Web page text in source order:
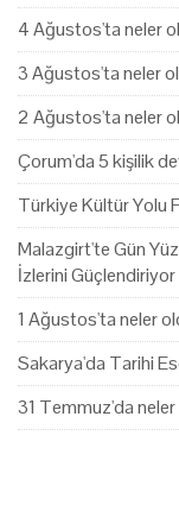
4 Ağustos'ta neler
3 Ağustos'ta neler
2 Ağustos'ta neler
Çorum'da 5 kişilik
Türkiye Kültür Yolu
Malazgirt'te Gün
İzlerini Güçlendiriyor
1 Ağustos'ta neler
Sakarya'da Tarihi
31 Temmuz'da